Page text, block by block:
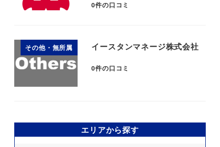
0件の口コミ
その他・無所属 イースタンマネージ株式会社
0件の口コミ
エリアから探す